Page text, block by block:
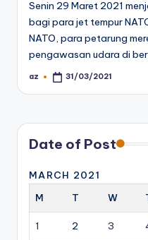
Senin 29 Maret 2021
bagi para jet tempur
NATO, para petarung
pengawasan udara di
Posted
az 31/03/2021
Date of Post
MARCH 2021
M
T W
1 2 3